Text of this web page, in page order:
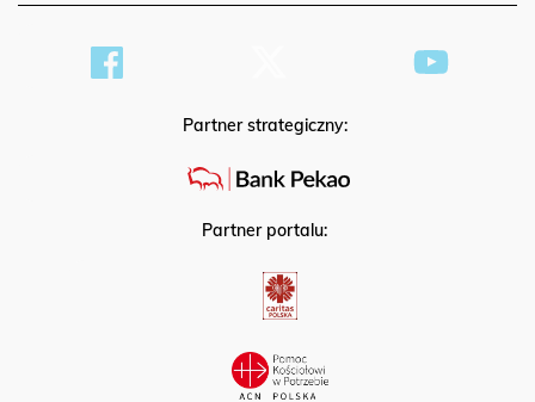
Partner strategiczny:
Partner portalu: